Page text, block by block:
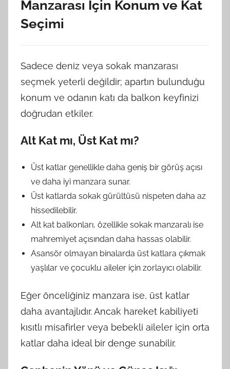
Manzarası İçin Konum ve Kat
Seçimi
Sadece deniz veya sokak manzarası
seçmek yeterli değildir; apartın bulunduğu
konum ve odanın katı da balkon keyfinizi
doğrudan etkiler.
Alt Kat mı, Üst Kat mı?
Üst katlar genellikle daha geniş bir görüş açısı
ve daha iyi manzara sunar.
Üst katlarda sokak gürültüsü nispeten daha az
hissedilebilir.
Alt kat balkonları, özellikle sokak manzaralı ise
mahremiyet açısından daha hassas olabilir.
Asansör olmayan binalarda üst katlara çıkmak
yaşlılar ve çocuklu aileler için zorlayıcı olabilir.
Eğer önceliğiniz manzara ise, üst katlar
daha avantajlıdır. Ancak hareket kabiliyeti
kısıtlı misafirler veya bebekli aileler için orta
katlar daha ideal bir denge sunabilir.